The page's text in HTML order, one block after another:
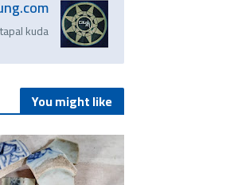
kuda.
You might like